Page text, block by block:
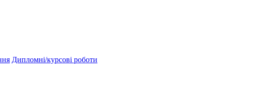
Дипломні/курсові роботи